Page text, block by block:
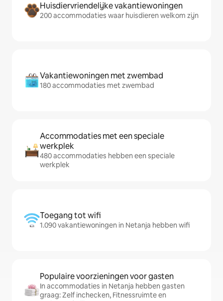
Huisdiervriendelijke vakantiewoningen
200 accommodaties waar huisdieren welkom zijn
Vakantiewoningen met zwembad
180 accommodaties met zwembad
Accommodaties met een speciale
werkplek
480 accommodaties hebben een speciale
werkplek
Toegang tot wifi
1.090 vakantiewoningen in Netanja hebben wifi
Populaire voorzieningen voor gasten
In accommodaties in Netanja hebben gasten
graag: Zelf inchecken, Fitnessruimte en